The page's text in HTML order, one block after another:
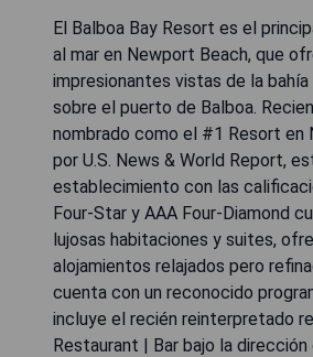
El Balboa Bay Resort es el
al mar en Newport Beach, que
impresionantes vistas de la
sobre el puerto de Balboa.
nombrado como el #1 Resort en
por U.S. News & World Report,
establecimiento con las
Four-Star y AAA Four-Diamond
lujosas habitaciones y suites,
alojamientos relajados pero
cuenta con un reconocido
incluye el recién reinterpretado
Restaurant | Bar bajo la dirección